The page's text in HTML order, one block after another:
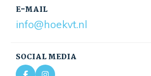
E-MAIL
info@hoekvt.nl
SOCIAL MEDIA